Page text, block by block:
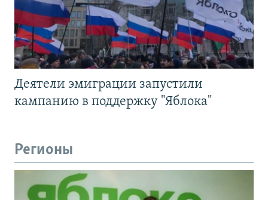
Деятели эмиграции запустили
кампанию в поддержку "Яблока"
Регионы